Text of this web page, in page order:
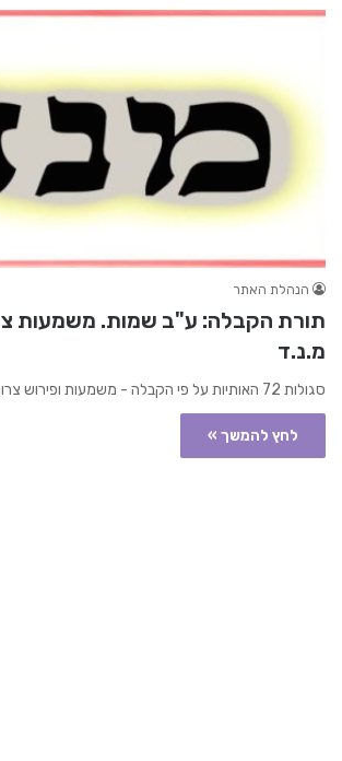
הנהלת האתר
תורת הקבלה: ע"ב שמות. משמעות
מ.נ.ד
סגולות 72 האותיות על פי הקבלה - משמעות ופירוש צרוף האותיות: מ.נ.ד.
לחץ להמשך »